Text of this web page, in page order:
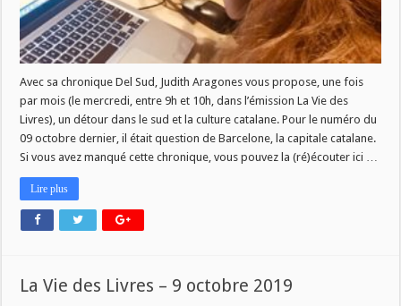
Avec sa chronique Del Sud, Judith Aragones vous propose, une fois
par mois (le mercredi, entre 9h et 10h, dans l’émission La Vie des
Livres), un détour dans le sud et la culture catalane. Pour le numéro du
09 octobre dernier, il était question de Barcelone, la capitale catalane.
Si vous avez manqué cette chronique, vous pouvez la (ré)écouter ici …
Lire plus
La Vie des Livres – 9 octobre 2019